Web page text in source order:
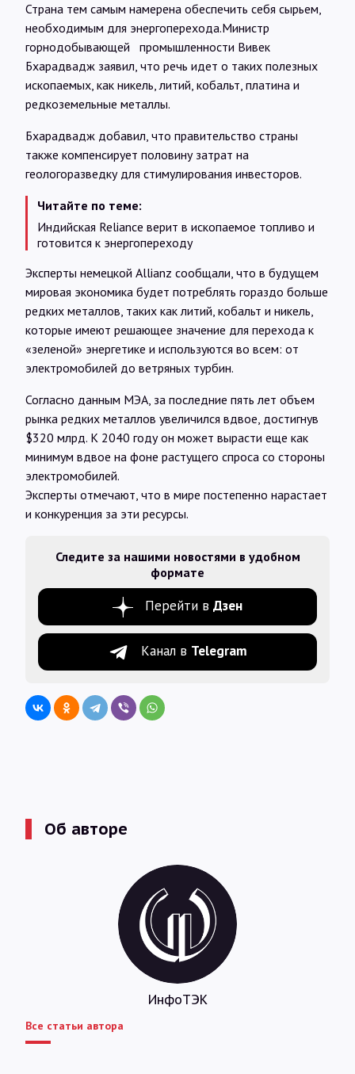
Страна тем самым намерена обеспечить себя сырьем,
необходимым для энергоперехода.Министр
горнодобывающей промышленности Вивек
Бхарадвадж заявил, что речь идет о таких полезных
ископаемых, как никель, литий, кобальт, платина и
редкоземельные металлы.
Бхарадвадж добавил, что правительство страны
также компенсирует половину затрат на
геологоразведку для стимулирования инвесторов.
Читайте по теме:
Индийская Reliance верит в ископаемое топливо и
готовится к энергопереходу
Эксперты немецкой Allianz сообщали, что в будущем
мировая экономика будет потреблять гораздо больше
редких металлов, таких как литий, кобальт и никель,
которые имеют решающее значение для перехода к
«зеленой» энергетике и используются во всем: от
электромобилей до ветряных турбин.
Согласно данным МЭА, за последние пять лет объем
рынка редких металлов увеличился вдвое, достигнув
$320 млрд. К 2040 году он может вырасти еще как
минимум вдвое на фоне растущего спроса со стороны
электромобилей.
Эксперты отмечают, что в мире постепенно нарастает
и конкуренция за эти ресурсы.
Следите за нашими новостями в удобном
формате
Перейти в Дзен
Канал в Telegram
Об авторе
ИнфоТЭК
Все статьи автора